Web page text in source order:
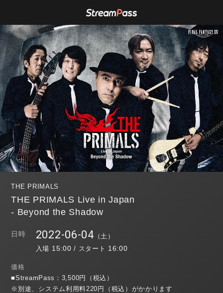
THE PRIMALS
THE PRIMALS Live in Japan
- Beyond the Shadow
日時 2022-06-04 （土）
入場 15:00 / スタート 16:00
価格
■StreamPass：3,500円（税込）
※別途、システム利用料220円（税込）がかかります